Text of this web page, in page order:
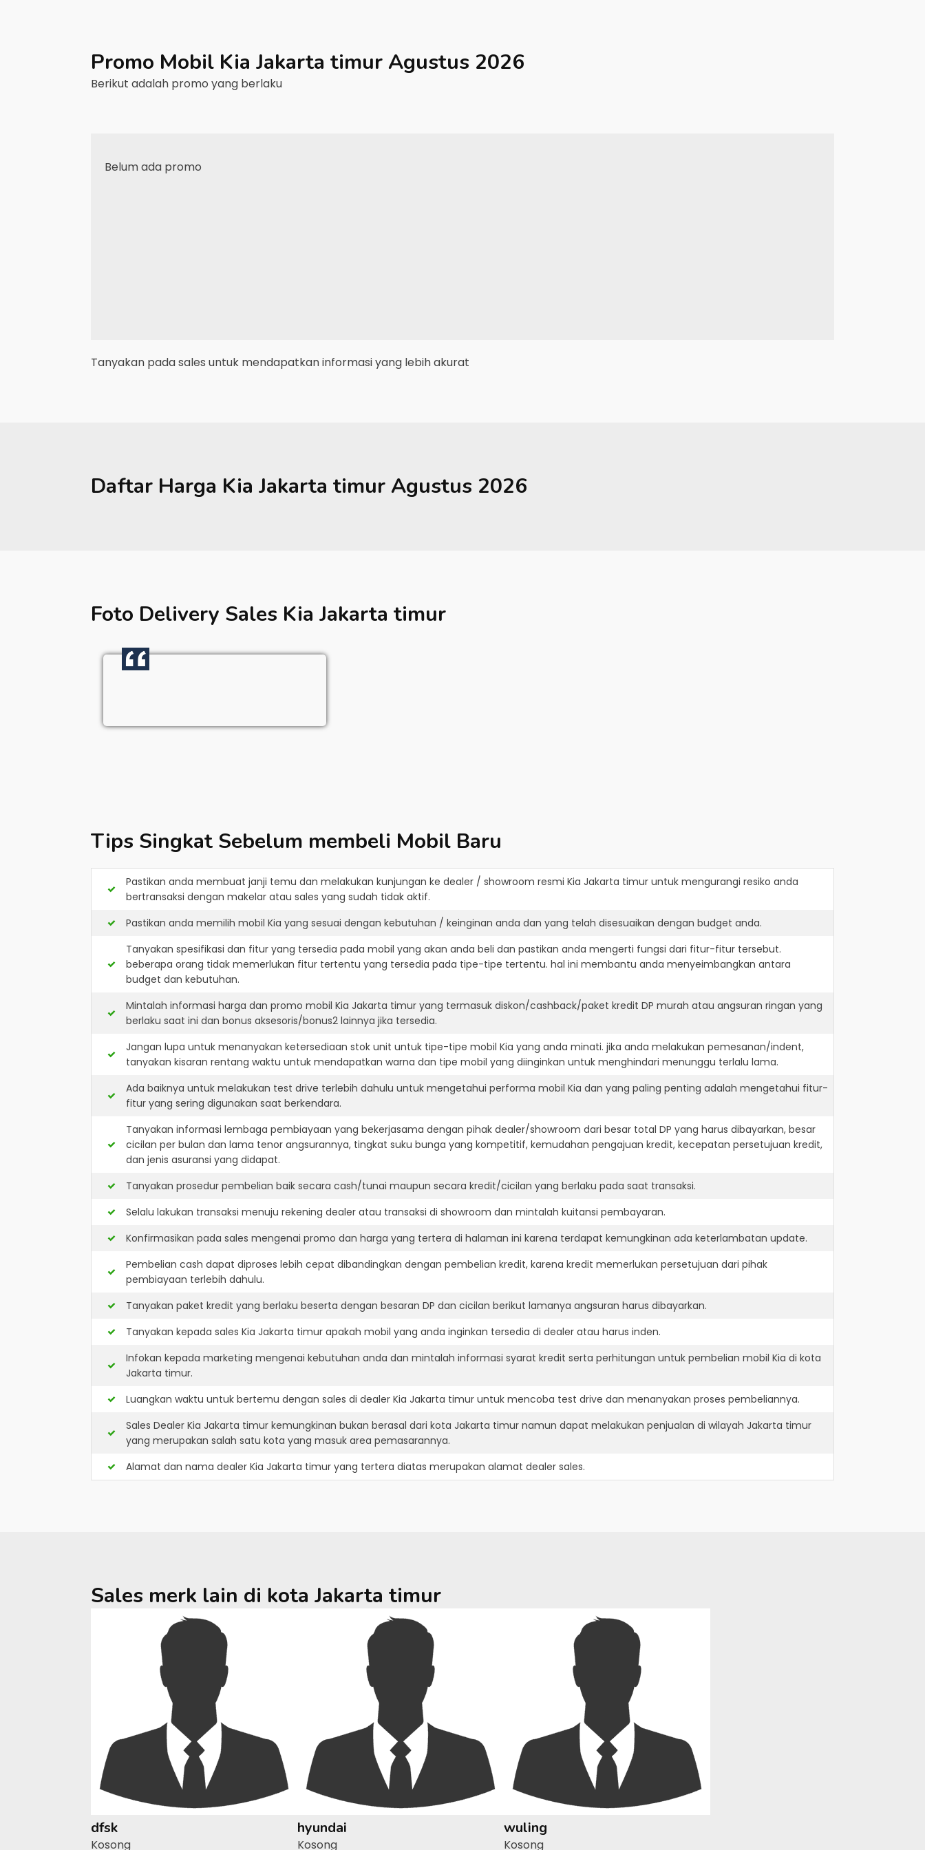
Promo Mobil Kia Jakarta timurAgustus 2026
Berikut adalah promo yang berlaku
Belum ada promo
Tanyakan pada sales untuk mendapatkan informasi yang lebih akurat
Daftar Harga Kia Jakarta timurAgustus 2026
Foto Delivery Sales Kia Jakarta timur
Tips Singkat Sebelum membeli Mobil Baru
Pastikan anda membuat janji temu dan melakukan kunjungan ke dealer / showroom resmi Kia Jakarta timur untuk mengurangi resiko anda
bertransaksi dengan makelar atau sales yang sudah tidak aktif.
Pastikan anda memilih mobil Kia yang sesuai dengan kebutuhan / keinginan anda dan yang telah disesuaikan dengan budget anda.
Tanyakan spesifikasi dan fitur yang tersedia pada mobil yang akan anda beli dan pastikan anda mengerti fungsi dari fitur-fitur tersebut.
beberapa orang tidak memerlukan fitur tertentu yang tersedia pada tipe-tipe tertentu. hal ini membantu anda menyeimbangkan antara
budget dan kebutuhan.
Mintalah informasi harga dan promo mobil Kia Jakarta timur yang termasuk diskon/cashback/paket kredit DP murah atau angsuran ringan yang
berlaku saat ini dan bonus aksesoris/bonus2 lainnya jika tersedia.
Jangan lupa untuk menanyakan ketersediaan stok unit untuk tipe-tipe mobil Kia yang anda minati. jika anda melakukan pemesanan/indent,
tanyakan kisaran rentang waktu untuk mendapatkan warna dan tipe mobil yang diinginkan untuk menghindari menunggu terlalu lama.
Ada baiknya untuk melakukan test drive terlebih dahulu untuk mengetahui performa mobil Kia dan yang paling penting adalah mengetahui fitur-
fitur yang sering digunakan saat berkendara.
Tanyakan informasi lembaga pembiayaan yang bekerjasama dengan pihak dealer/showroom dari besar total DP yang harus dibayarkan, besar
cicilan per bulan dan lama tenor angsurannya, tingkat suku bunga yang kompetitif, kemudahan pengajuan kredit, kecepatan persetujuan kredit,
dan jenis asuransi yang didapat.
Tanyakan prosedur pembelian baik secara cash/tunai maupun secara kredit/cicilan yang berlaku pada saat transaksi.
Selalu lakukan transaksi menuju rekening dealer atau transaksi di showroom dan mintalah kuitansi pembayaran.
Konfirmasikan pada sales mengenai promo dan harga yang tertera di halaman ini karena terdapat kemungkinan ada keterlambatan update.
Pembelian cash dapat diproses lebih cepat dibandingkan dengan pembelian kredit, karena kredit memerlukan persetujuan dari pihak
pembiayaan terlebih dahulu.
Tanyakan paket kredit yang berlaku beserta dengan besaran DP dan cicilan berikut lamanya angsuran harus dibayarkan.
Tanyakan kepada sales Kia Jakarta timur apakah mobil yang anda inginkan tersedia di dealer atau harus inden.
Infokan kepada marketing mengenai kebutuhan anda dan mintalah informasi syarat kredit serta perhitungan untuk pembelian mobil Kia di kota
Jakarta timur.
Luangkan waktu untuk bertemu dengan sales di dealer Kia Jakarta timur untuk mencoba test drive dan menanyakan proses pembeliannya.
Sales Dealer Kia Jakarta timur kemungkinan bukan berasal dari kota Jakarta timur namun dapat melakukan penjualan di wilayah Jakarta timur
yang merupakan salah satu kota yang masuk area pemasarannya.
Alamat dan nama dealer Kia Jakarta timur yang tertera diatas merupakan alamat dealer sales.
Sales merk lain di kota Jakarta timur
dfsk
Kosong
hyundai
Kosong
wuling
Kosong